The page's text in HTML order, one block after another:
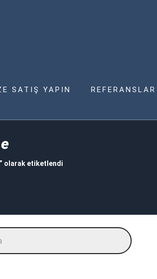
SATIŞ YAPIN REFERANSLAR
olarak etiketlendi